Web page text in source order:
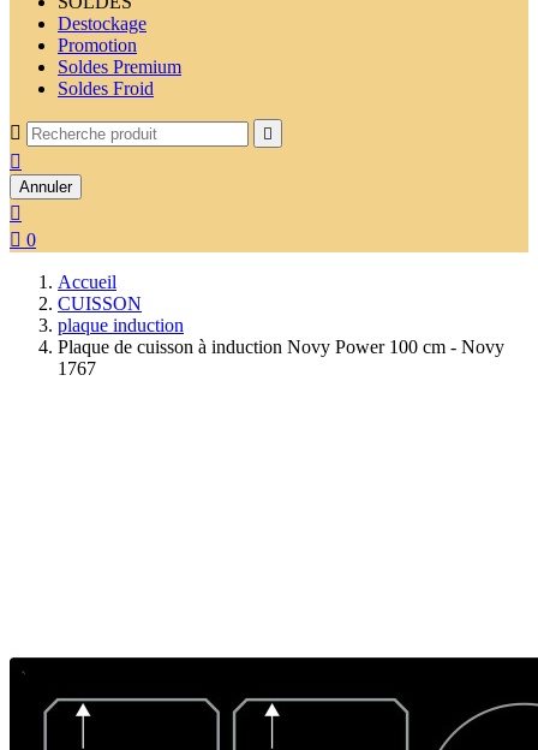
Destockage
Promotion
Soldes Premium
Soldes Froid
 

Annuler

 0
Accueil
CUISSON
plaque induction
Plaque de cuisson à induction Novy Power 100 cm - Novy
1767